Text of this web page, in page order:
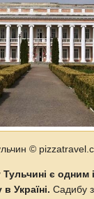
©
є одним
Україні. Садибу